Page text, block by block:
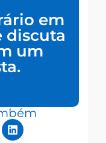
em
discuta
um